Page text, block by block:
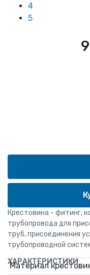
4
5
Крестовина - фитинг,
трубопровода для
труб, присоединения
трубопроводной
ХАРАКТЕРИСТИКИ
Материал